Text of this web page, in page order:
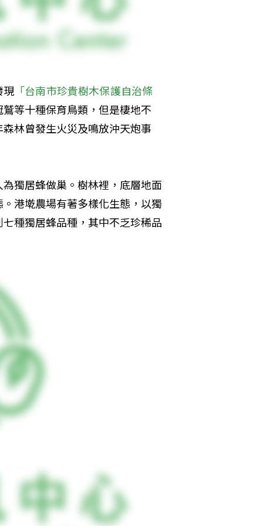
現 「台南市珍貴樹木保護自治條
等十種保育鳥類，但是棲地不
林曾發生火災及鳴放沖天炮事
獨居蜂做巢。樹林裡，底層地面
港墘農場有著多樣化生態，以獨
種獨居蜂品種，其中不乏珍稀品